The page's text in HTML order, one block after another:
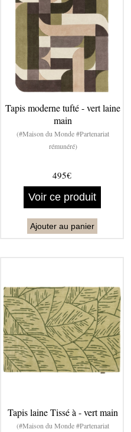
Tapis moderne tufté - vert laine
main
(#Maison du Monde #Partenariat
rémunéré)
495€
Voir ce produit
Ajouter au panier
Tapis laine Tissé à - vert main
(#Maison du Monde #Partenariat